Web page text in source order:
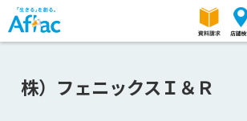
株）フェニックスＩ＆Ｒ